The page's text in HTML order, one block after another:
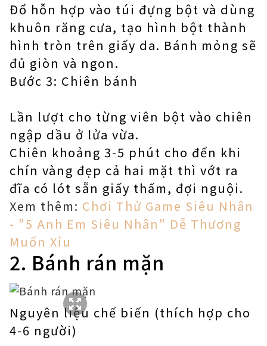
Đổ hỗn hợp vào túi đựng bột và dùng
khuôn răng cưa, tạo hình bột thành
hình tròn trên giấy da. Bánh mỏng sẽ
đủ giòn và ngon.
Bước 3: Chiên bánh
Lần lượt cho từng viên bột vào chiên
ngập dầu ở lửa vừa.
Chiên khoảng 3-5 phút cho đến khi
chín vàng đẹp cả hai mặt thì vớt ra
đĩa có lót sẵn giấy thấm, đợi nguội.
Xem thêm: Chơi Thử Game Siêu Nhân
- "5 Anh Em Siêu Nhân" Dễ Thương
Muốn Xỉu
2. Bánh rán mặn
Nguyên liệu chế biến (thích hợp cho
4-6 người)